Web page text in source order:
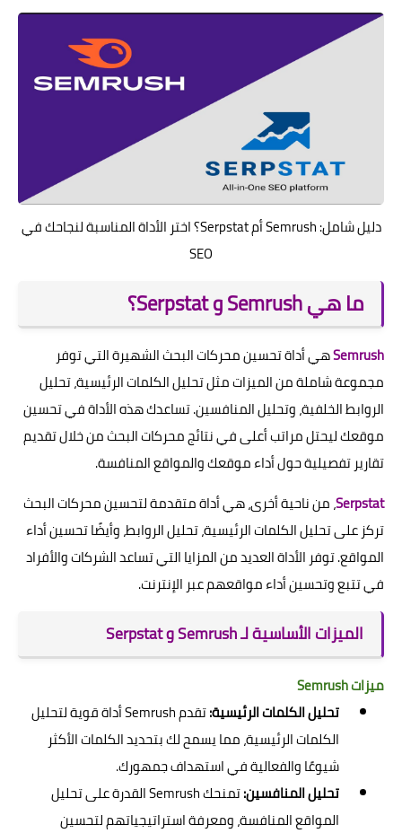
دليل شامل: Semrush أم Serpstat؟ اختر الأداة المناسبة لنجاحك في
SEO
ما هي Semrush و Serpstat؟
Semrushهي أداة تحسين محركات البحث الشهيرة التي توفر
مجموعة شاملة من الميزات مثل تحليل الكلمات الرئيسية، تحليل
الروابط الخلفية، وتحليل المنافسين. تساعدك هذه الأداة في تحسين
موقعك ليحتل مراتب أعلى في نتائج محركات البحث من خلال تقديم
تقارير تفصيلية حول أداء موقعك والمواقع المنافسة.
Serpstat، من ناحية أخرى، هي أداة متقدمة لتحسين محركات البحث
تركز على تحليل الكلمات الرئيسية، تحليل الروابط، وأيضًا تحسين أداء
المواقع. توفر الأداة العديد من المزايا التي تساعد الشركات والأفراد
في تتبع وتحسين أداء مواقعهم عبر الإنترنت.
الميزات الأساسية لـ Semrush و Serpstat
ميزات Semrush
تحليل الكلمات الرئيسية:
تقدم Semrush أداة قوية لتحليل
الكلمات الرئيسية، مما يسمح لك بتحديد الكلمات الأكثر
شيوعًا والفعالية في استهداف جمهورك.
تحليل المنافسين:
تمنحك Semrush القدرة على تحليل
المواقع المنافسة، ومعرفة استراتيجياتهم لتحسين